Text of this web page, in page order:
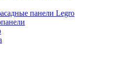
панели Legro